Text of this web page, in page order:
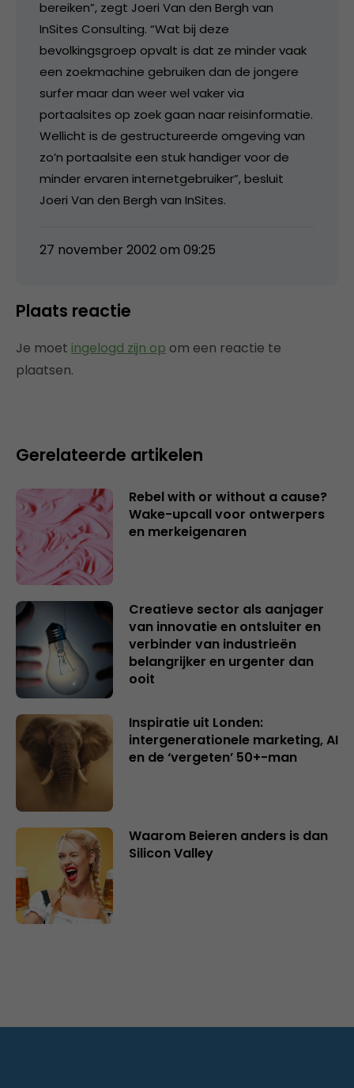
bereiken”, zegt Joeri Van den Bergh van
InSites Consulting. “Wat bij deze
bevolkingsgroep opvalt is dat ze minder vaak
een zoekmachine gebruiken dan de jongere
surfer maar dan weer wel vaker via
portaalsites op zoek gaan naar reisinformatie.
Wellicht is de gestructureerde omgeving van
zo’n portaalsite een stuk handiger voor de
minder ervaren internetgebruiker”, besluit
Joeri Van den Bergh van InSites.
27 november 2002 om 09:25
Plaats reactie
Je moet ingelogd zijn op om een reactie te
plaatsen.
Gerelateerde artikelen
Rebel with or without a cause?
Wake-upcall voor ontwerpers
en merkeigenaren
Creatieve sector als aanjager
van innovatie en ontsluiter en
verbinder van industrieën
belangrijker en urgenter dan
ooit
Inspiratie uit Londen:
intergenerationele marketing, AI
en de ‘vergeten’ 50+-man
Waarom Beieren anders is dan
Silicon Valley